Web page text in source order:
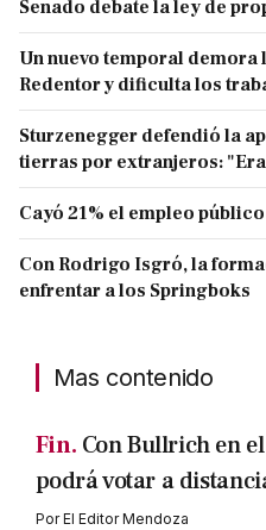
Senado debate la ley de
Un nuevo temporal
Redentor y dificulta los
Sturzenegger defendió la
tierras por extranjeros:
Cayó 21% el empleo
Con Rodrigo Isgró, la
enfrentar a los Springboks
Mas contenido
Fin. Con Bullrich en
podrá votar a
PorEl Editor Mendoza